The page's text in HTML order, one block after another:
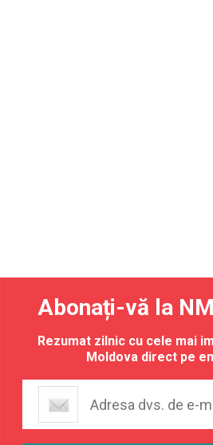
Abonați-vă la
Rezumat zilnic cu cele mai
Moldova direct pe